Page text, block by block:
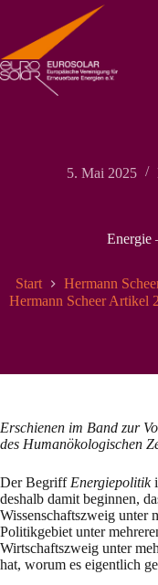
springen
5. Mai 2025
Energie
Start Hermann
Hermann Scheer Artikel
Erschienen im Band zur
des Humanökologischen
Der Begriff Energiepolitik
deshalb damit begin­nen,
Wissenschaftszweig unter
Politikgebiet unter
Wirtschaftszweig unter
hat, worum es eigentlich